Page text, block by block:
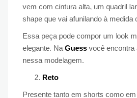
vem com cintura alta, um quadril
shape que vai afunilando à medida
Essa peça pode compor um look
elegante. Na Guess você encontra
nessa modelagem.
Reto
Presente tanto em shorts como